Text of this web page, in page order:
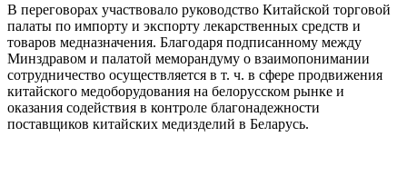
В переговорах участвовало руководство Китайской торговой
палаты по импорту и экспорту лекарственных средств и
товаров медназначения. Благодаря подписанному между
Минздравом и палатой меморандуму о взаимопонимании
сотрудничество осуществляется в т. ч. в сфере продвижения
китайского медоборудования на белорусском рынке и
оказания содействия в контроле благонадежности
поставщиков китайских медизделий в Беларусь.